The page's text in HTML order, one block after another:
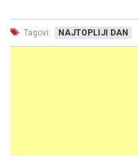
Tagovi: NAJTOPLIJI DAN